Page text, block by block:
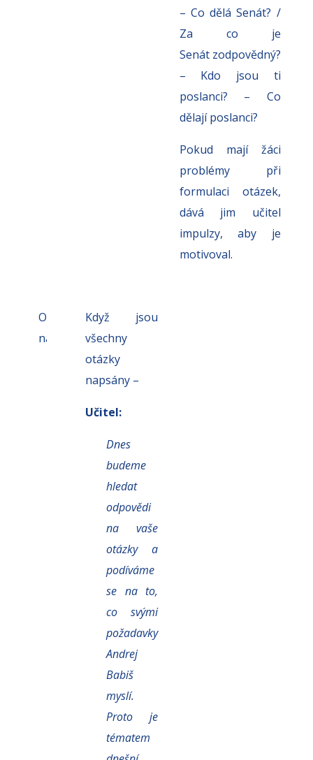
– Co dělá Senát? /
Za co je
Senát zodpovědný?
– Kdo jsou ti
poslanci? – Co
dělají poslanci?
Pokud mají žáci
problémy při
formulaci otázek,
dává jim učitel
impulzy, aby je
motivoval.
Orientace
na cíl
Když jsou
všechny
otázky
napsány –
Učitel:
Dnes
budeme
hledat
odpovědi
na vaše
otázky a
podíváme
se na to,
co svými
požadavky
Andrej
Babiš
myslí.
Proto je
tématem